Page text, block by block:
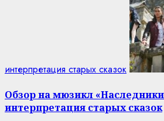
интерпретация старых сказок
Обзор на мюзикл
интерпретация старых сказок